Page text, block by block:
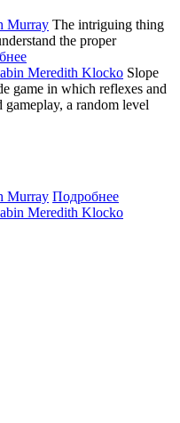
Murray The intriguing thing
the proper
Meredith Klocko Slope
game in which reflexes and
gameplay, a random level
Murray Подробнее
Meredith Klocko